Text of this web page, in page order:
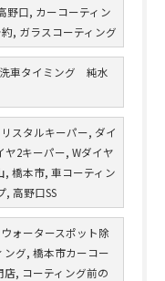
野口, カーコーティン
, ガラスコーティング
車タイミング 純水
スタルキーパー, ダイ
2キーパー, Wダイヤ
, 橋本市, 車コーティン
, 高野口SS
ォータースポット除
グ, 橋本市カーコー
, コーティング前の